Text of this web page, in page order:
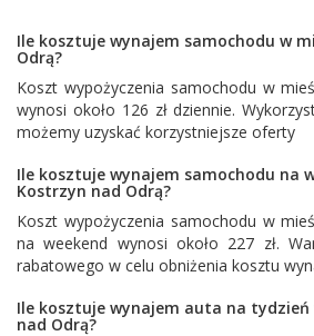
Ile kosztuje wynajem samochodu w
Odrą?
Koszt wypożyczenia samochodu w
wynosi około 126 zł dziennie.
możemy uzyskać korzystniejsze oferty
Ile kosztuje wynajem samochodu na
Kostrzyn nad Odrą?
Koszt wypożyczenia samochodu w
na weekend wynosi około 227 zł.
rabatowego w celu obniżenia kosztu
Ile kosztuje wynajem auta na tydzień
nad Odrą?